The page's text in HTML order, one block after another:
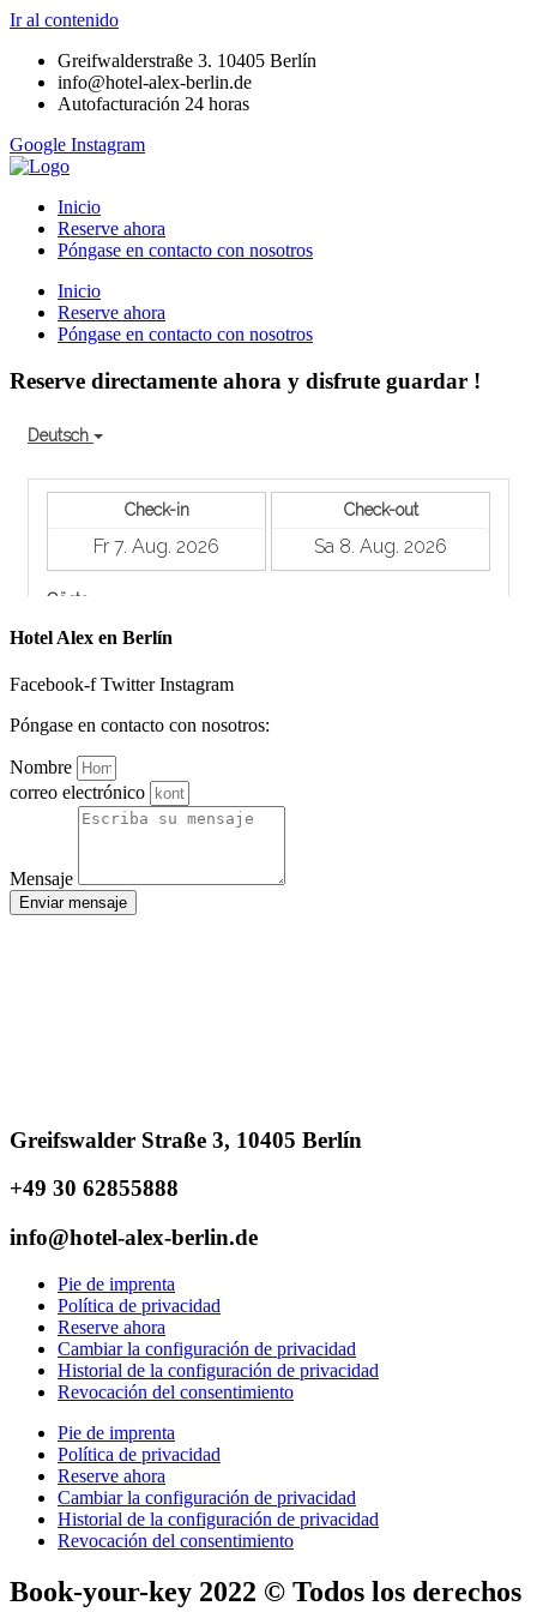
Ir al contenido
Greifwalderstraße 3. 10405 Berlín
info@hotel-alex-berlin.de
Autofacturación 24 horas
Google Instagram
Inicio
Reserve ahora
Póngase en contacto con nosotros
Inicio
Reserve ahora
Póngase en contacto con nosotros
Reserve directamente ahora y disfrute guardar !
Hotel Alex en Berlín
Facebook-f Twitter Instagram
Póngase en contacto con nosotros:
Nombre
correo electrónico
Mensaje
Enviar mensaje
Greifswalder Straße 3, 10405 Berlín
+49 30 62855888
info@hotel-alex-berlin.de
Pie de imprenta
Política de privacidad
Reserve ahora
Cambiar la configuración de privacidad
Historial de la configuración de privacidad
Revocación del consentimiento
Pie de imprenta
Política de privacidad
Reserve ahora
Cambiar la configuración de privacidad
Historial de la configuración de privacidad
Revocación del consentimiento
Book-your-key 2022 © Todos los derechos